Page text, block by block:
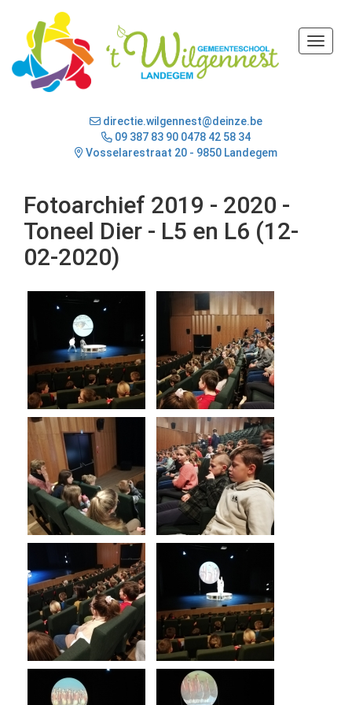
directie.wilgennest@deinze.be
09 387 83 90 0478 42 58 34
Vosselarestraat 20 - 9850 Landegem
Fotoarchief 2019 - 2020 -
Toneel Dier - L5 en L6 (12-
02-2020)